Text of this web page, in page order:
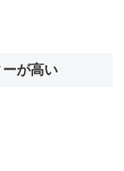
が高い